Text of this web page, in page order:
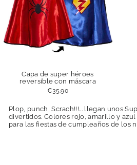
Capa de super héroes
reversible con máscara
€35.90
Plop, punch, Scrach!!!... llegan unos
divertidos. Colores rojo, amarillo y
para las fiestas de cumpleaños de los